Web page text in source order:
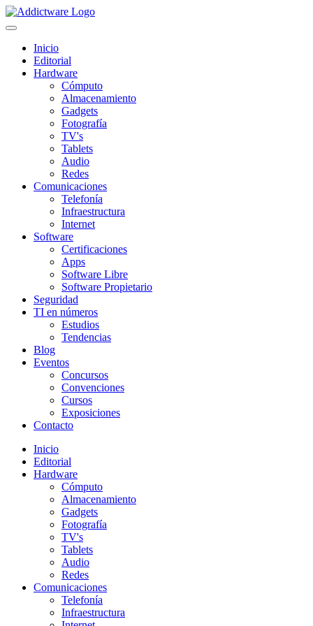
Inicio
Editorial
Hardware
Cómputo
Almacenamiento
Gadgets
Fotografía
TV's
Tablets
Audio
Redes
Comunicaciones
Telefonía
Infraestructura
Internet
Software
Certificaciones
Apps
Software Libre
Software Propietario
Seguridad
TI en números
Estudios
Tendencias
Blog
Eventos
Concursos
Convenciones
Cursos
Exposiciones
Contacto
Inicio
Editorial
Hardware
Cómputo
Almacenamiento
Gadgets
Fotografía
TV's
Tablets
Audio
Redes
Comunicaciones
Telefonía
Infraestructura